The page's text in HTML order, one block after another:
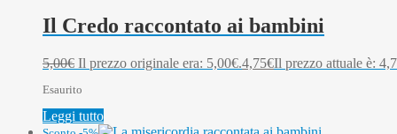
Il Credo raccontato ai bambini
5,00€ Il prezzo originale era: 5,00€.4,75€Il prezzo attuale è:
Esaurito
Leggi tutto